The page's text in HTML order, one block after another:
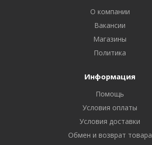
О компании
Вакансии
Магазины
Политика
Информация
Помощь
Условия оплаты
Условия доставки
Обмен и возврат товара